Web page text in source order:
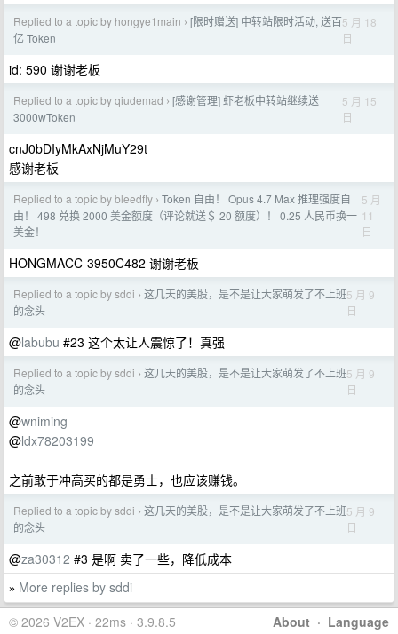
Replied to a topic by hongye1main › [限时赠送] 中转站限时活动, 送百
亿 Token
5 月 18
日
id: 590 谢谢老板
Replied to a topic by qiudemad › [感谢管理] 虾老板中转站继续送
3000wToken
5 月 15
日
cnJ0bDIyMkAxNjMuY29t
感谢老板
Replied to a topic by bleedfly › Token 自由！ Opus 4.7 Max 推理强度自
由！ 498 兑换 2000 美金额度（评论就送＄ 20 额度）！ 0.25 人民币换一
美金！
5 月
11
日
HONGMACC-3950C482 谢谢老板
Replied to a topic by sddi › 这几天的美股，是不是让大家萌发了不上班
的念头
5 月 9
日
@labubu #23 这个太让人震惊了！真强
Replied to a topic by sddi › 这几天的美股，是不是让大家萌发了不上班
的念头
5 月 9
日
@wniming
@ldx78203199
之前敢于冲高买的都是勇士，也应该赚钱。
Replied to a topic by sddi › 这几天的美股，是不是让大家萌发了不上班
的念头
5 月 9
日
@za30312 #3 是啊 卖了一些，降低成本
» More replies by sddi
About · Language
© 2026 V2EX · 22ms · 3.9.8.5